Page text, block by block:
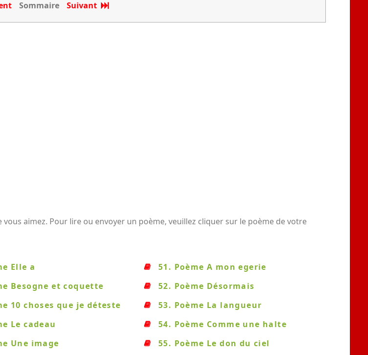
Sommaire Suivant
aimez. Pour lire ou envoyer un poème, veuillez cliquer sur le poème de votre
Elle a
Besogne et coquette
10 choses que je déteste
Le cadeau
Une image
51. Poème A mon egerie
52. Poème Désormais
53. Poème La langueur
54. Poème Comme une halte
55. Poème Le don du ciel